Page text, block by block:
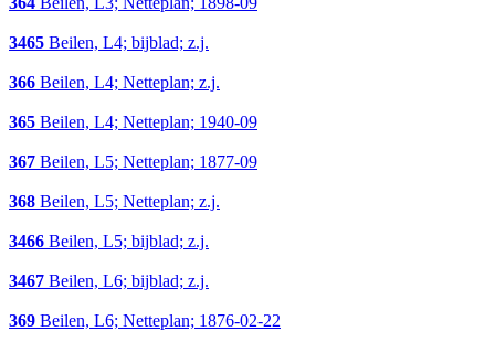
3465 Beilen, L4; bijblad; z.j.
366 Beilen, L4; Netteplan; z.j.
365 Beilen, L4; Netteplan; 1940-09
367 Beilen, L5; Netteplan; 1877-09
368 Beilen, L5; Netteplan; z.j.
3466 Beilen, L5; bijblad; z.j.
3467 Beilen, L6; bijblad; z.j.
369 Beilen, L6; Netteplan; 1876-02-22